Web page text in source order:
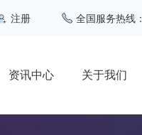
注册 全国服务热线：
资讯中心 关于我们